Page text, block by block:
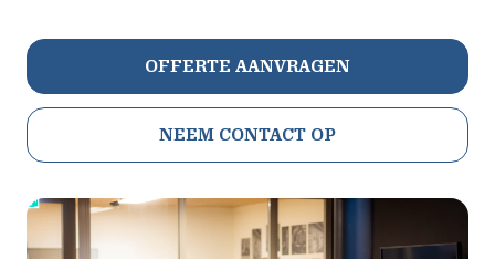
OFFERTE AANVRAGEN
NEEM CONTACT OP